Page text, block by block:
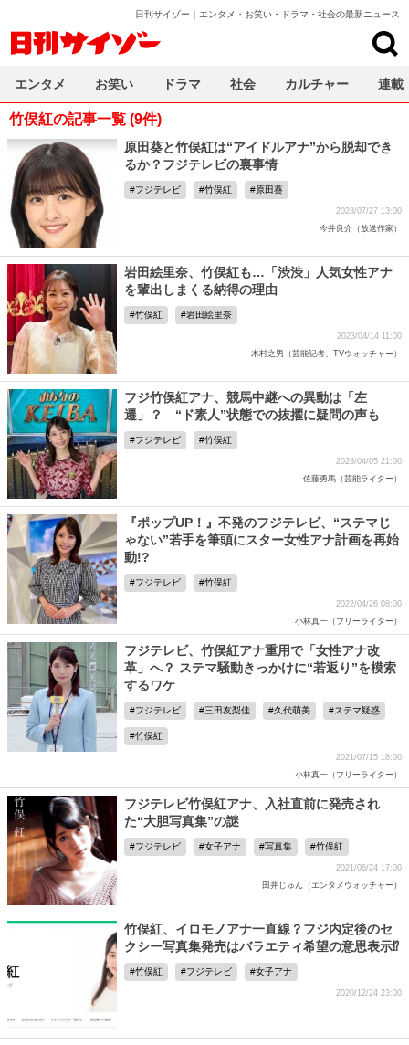
日刊サイゾー｜エンタメ・お笑い・ドラマ・社会の最新ニュース
竹俣紅の記事一覧 (9件)
原田葵と竹俣紅は“アイドルアナ”から脱却でき
るか？フジテレビの裏事情
フジテレビ 竹俣紅 原田葵
2023/07/27 13:00
今井良介（放送作家）
岩田絵里奈、竹俣紅も…「渋渋」人気女性アナ
を輩出しまくる納得の理由
竹俣紅 岩田絵里奈
2023/04/14 11:00
木村之男（芸能記者、TVウォッチャー）
フジ竹俣紅アナ、競馬中継への異動は「左
遷」？ “ド素人”状態での抜擢に疑問の声も
フジテレビ 竹俣紅
2023/04/05 21:00
佐藤勇馬（芸能ライター）
『ポップUP！』不発のフジテレビ、“ステマじ
ゃない”若手を筆頭にスター女性アナ計画を再始
動!?
フジテレビ 竹俣紅
2022/04/26 08:00
小林真一（フリーライター）
フジテレビ、竹俣紅アナ重用で「女性アナ改
革」へ？ ステマ騒動きっかけに“若返り”を模索
するワケ
フジテレビ 三田友梨佳 久代萌美 ステマ疑惑
竹俣紅
2021/07/15 18:00
小林真一（フリーライター）
フジテレビ竹俣紅アナ、入社直前に発売され
た“大胆写真集”の謎
フジテレビ 女子アナ 写真集 竹俣紅
2021/06/24 17:00
田井じゅん（エンタメウォッチャー）
竹俣紅、イロモノアナ一直線？フジ内定後のセ
クシー写真集発売はバラエティ希望の意思表示⁉
竹俣紅 フジテレビ 女子アナ
2020/12/24 23:00
エンタメ お笑い ドラマ 社会 カルチャー 連載